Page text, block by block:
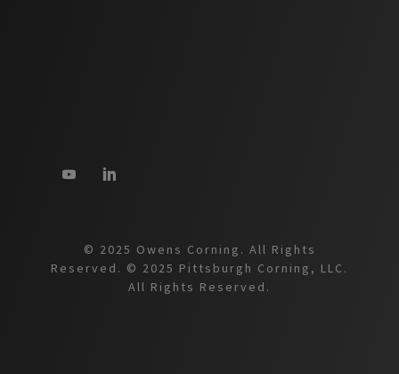
© 2025 Owens Corning. All Rights
Reserved. © 2025 Pittsburgh Corning, LLC.
All Rights Reserved.